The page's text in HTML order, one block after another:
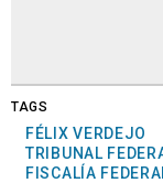
TAGS
FÉLIX VERDEJO
TRIBUNAL
FISCALÍA